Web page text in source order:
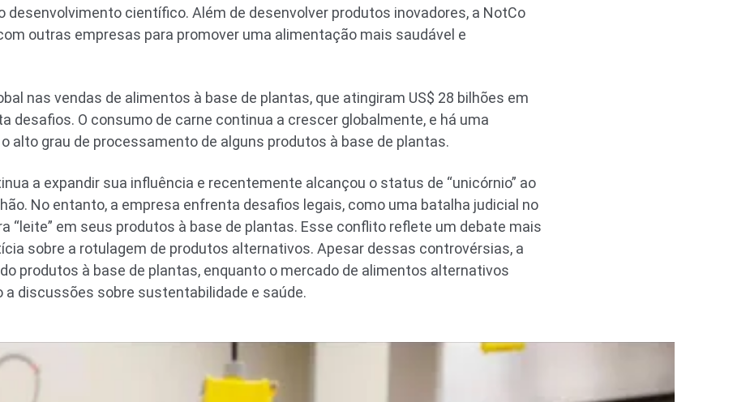
desenvolvimento científico. Além de desenvolver produtos inovadores, a NotCo
outras empresas para promover uma alimentação mais saudável e
nas vendas de alimentos à base de plantas, que atingiram US$ 28 bilhões em
desafios. O consumo de carne continua a crescer globalmente, e há uma
alto grau de processamento de alguns produtos à base de plantas.
a expandir sua influência e recentemente alcançou o status de “unicórnio” ao
No entanto, a empresa enfrenta desafios legais, como uma batalha judicial no
“leite” em seus produtos à base de plantas. Esse conflito reflete um debate mais
sobre a rotulagem de produtos alternativos. Apesar dessas controvérsias, a
produtos à base de plantas, enquanto o mercado de alimentos alternativos
a discussões sobre sustentabilidade e saúde.